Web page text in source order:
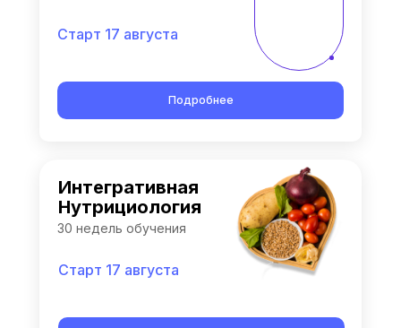
Интегративная
Нутрициология
Старт 17 августа
30 недель обучения
Старт 17 августа
Подробнее